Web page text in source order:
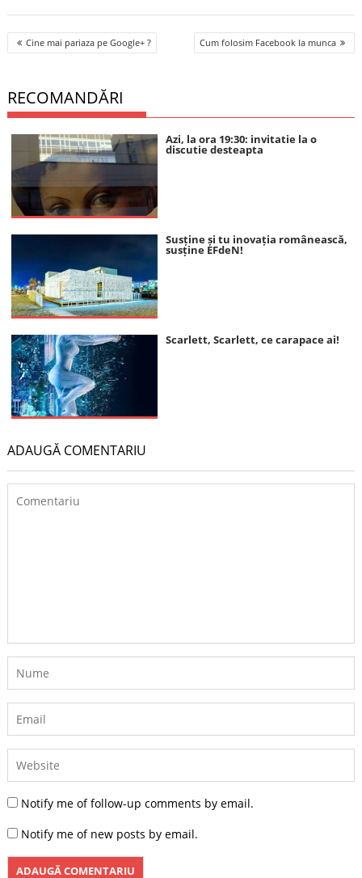
Post
navigation
Cine mai pariaza pe Google+ ? Cum folosim Facebook la munca
RECOMANDĂRI
Azi, la ora 19:30: invitatie la o
discutie desteapta
Susține și tu inovația românească,
susține EFdeN!
Scarlett, Scarlett, ce carapace ai!
ADAUGĂ COMENTARIU
Notify me of follow-up comments by email.
Notify me of new posts by email.